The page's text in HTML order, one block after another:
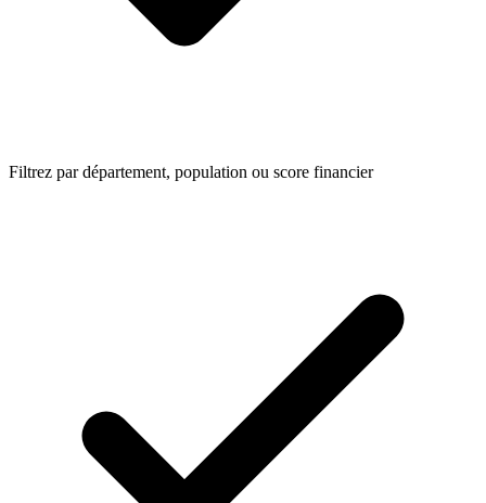
Filtrez par département, population ou score financier